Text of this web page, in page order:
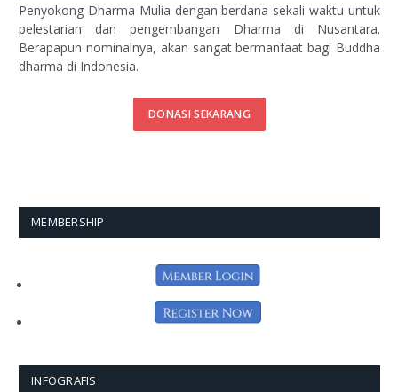
Penyokong Dharma Mulia dengan berdana sekali waktu untuk
pelestarian dan pengembangan Dharma di Nusantara.
Berapapun nominalnya, akan sangat bermanfaat bagi Buddha
dharma di Indonesia.
DONASI SEKARANG
MEMBERSHIP
INFOGRAFIS